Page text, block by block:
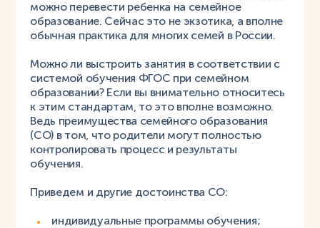
можно перевести ребенка на семейное
образование. Сейчас это не экзотика, а вполне
обычная практика для многих семей в России.
Можно ли выстроить занятия в соответствии с
системой обучения ФГОС при семейном
образовании? Если вы внимательно относитесь
к этим стандартам, то это вполне возможно.
Ведь преимущества семейного образования
(СО) в том, что родители могут полностью
контролировать процесс и результаты
обучения.
Приведем и другие достоинства СО:
индивидуальные программы обучения;